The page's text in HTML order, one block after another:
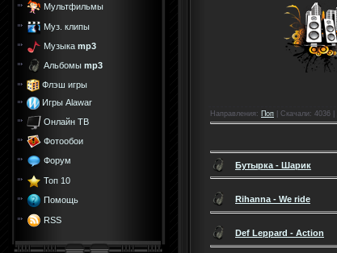
Мультфильмы
Муз. клипы
Музыка mp3
Альбомы mp3
Флэш игры
Игры Alawar
Онлайн ТВ
Фотообои
Форум
Топ 10
Помощь
RSS
Направления : Поп Скачали: 4036 |
Бутырка - Шарик
Rihanna - We ride
Def Leppard - Action